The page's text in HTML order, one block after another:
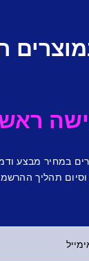
במחיר מבצע
תהליך